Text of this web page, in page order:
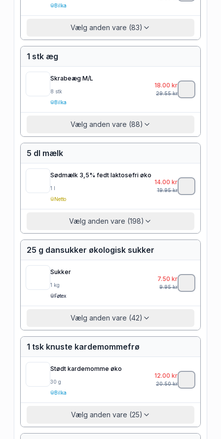
Bilka
Vælg anden vare (83)
1 stk æg
Skrabeæg M/L
8 stk
Bilka
18.00 kr
29.55kr
Vælg anden vare (88)
5 dl mælk
Sødmælk 3,5% fedt laktosefri øko
1 l
Netto
14.00 kr
19.95kr
Vælg anden vare (198)
25 g dansukker økologisk sukker
Sukker
1 kg
Føtex
7.50 kr
9.95kr
Vælg anden vare (42)
1 tsk knuste kardemommefrø
Stødt kardemomme øko
30 g
Bilka
12.00 kr
20.50kr
Vælg anden vare (25)